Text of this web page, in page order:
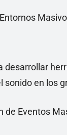
en los
de Eventos